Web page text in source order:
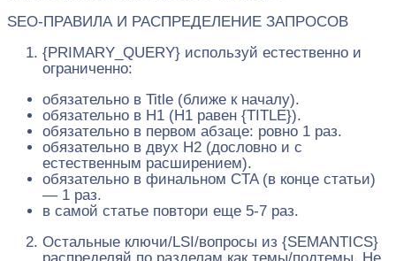
SEO-ПРАВИЛА И РАСПРЕДЕЛЕНИЕ ЗАПРОСОВ
{PRIMARY_QUERY} используй естественно и
ограниченно:
обязательно в Title (ближе к началу).
обязательно в H1 (H1 равен {TITLE}).
обязательно в первом абзаце: ровно 1 раз.
обязательно в двух H2 (дословно и с
естественным расширением).
обязательно в финальном CTA (в конце статьи)
— 1 раз.
в самой статье повтори еще 5-7 раз.
Остальные ключи/LSI/вопросы из {SEMANTICS}
распределяй по разделам как темы/подтемы. Не